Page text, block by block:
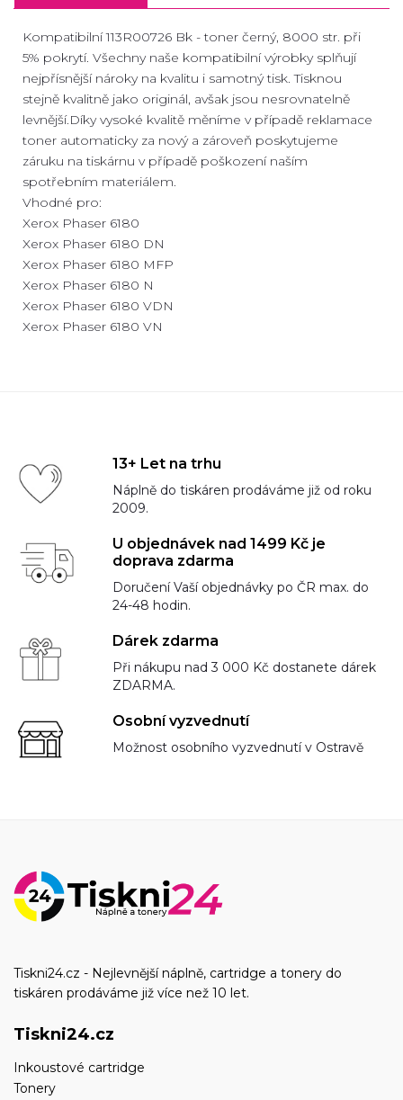
Kompatibilní 113R00726 Bk - toner černý, 8000 str. při
5% pokrytí. Všechny naše kompatibilní výrobky splňují
nejpřísnější nároky na kvalitu i samotný tisk. Tisknou
stejně kvalitně jako originál, avšak jsou nesrovnatelně
levnější.Díky vysoké kvalitě měníme v případě reklamace
toner automaticky za nový a zároveň poskytujeme
záruku na tiskárnu v případě poškození naším
spotřebním materiálem.
Vhodné pro:
Xerox Phaser 6180
Xerox Phaser 6180 DN
Xerox Phaser 6180 MFP
Xerox Phaser 6180 N
Xerox Phaser 6180 VDN
Xerox Phaser 6180 VN
13+ Let na trhu
Náplně do tiskáren prodáváme již od roku
2009.
U objednávek nad 1499 Kč je
doprava zdarma
Doručení Vaší objednávky po ČR max. do
24-48 hodin.
Dárek zdarma
Při nákupu nad 3 000 Kč dostanete dárek
ZDARMA.
Osobní vyzvednutí
Možnost osobního vyzvednutí v Ostravě
Tiskni24.cz - Nejlevnější náplně, cartridge a tonery do
tiskáren prodáváme již více než 10 let.
Tiskni24.cz
Inkoustové cartridge
Tonery